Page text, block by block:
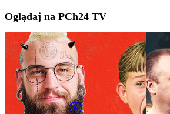
Oglądaj na PCh24 TV